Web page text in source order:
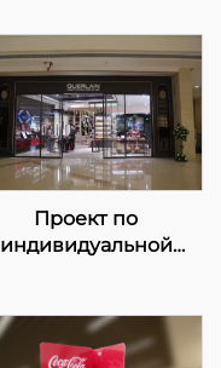
Проект по
индивидуальной
стенда Guerlain